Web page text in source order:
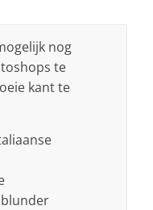
nog
te
kant te